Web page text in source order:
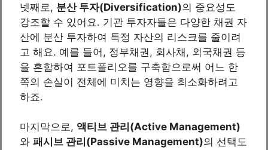
넷째로, 분산 투자(Diversification)의 중요성도
강조할 수 있어요. 기관 투자자들은 다양한 채권 자
산에 분산 투자하여 특정 자산의 리스크를 줄이려
고 해요. 예를 들어, 정부채권, 회사채, 외국채권 등
을 혼합하여 포트폴리오를 구축함으로써 어느 한
쪽의 손실이 전체에 미치는 영향을 최소화하려고
하죠.
마지막으로, 액티브 관리(Active Management)
와 패시브 관리(Passive Management)의 선택도